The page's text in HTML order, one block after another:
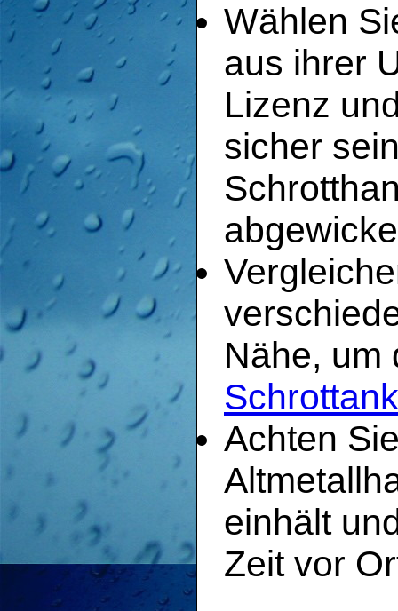
Wählen
aus ihrer
Lizenz
sicher
Nähe, um
Achten
einhält
Zeit vor